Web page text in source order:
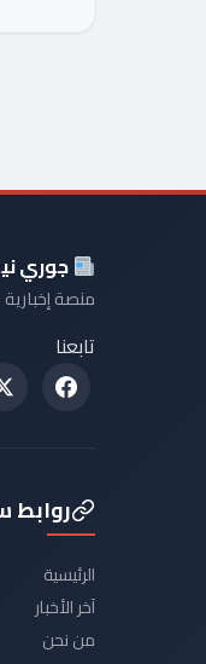
جوري
منصة إخبارية
تابعنا
روابط
الرئيسية
آخر الأخبار
من نحن